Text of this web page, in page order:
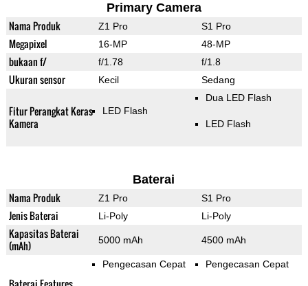
Primary Camera
Nama Produk Z1 Pro S1 Pro
Megapixel 16-MP 48-MP
bukaan f/ f/1.78 f/1.8
Ukuran sensor Kecil Sedang
Fitur Perangkat Keras
Kamera
LED Flash
Dua LED Flash
LED Flash
Baterai
Nama Produk Z1 Pro S1 Pro
Jenis Baterai Li-Poly Li-Poly
Kapasitas Baterai
(mAh)
5000 mAh 4500 mAh
Pengecasan Cepat Pengecasan Cepat